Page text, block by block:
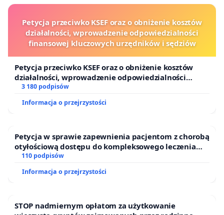
Petycja przeciwko KSEF oraz o obniżenie kosztów
działalności, wprowadzenie odpowiedzialności
finansowej kluczowych urzędników i sędziów
Petycja przeciwko KSEF oraz o obniżenie kosztów
działalności, wprowadzenie odpowiedzialności
finansowej kluczowych urzędników i sędziów
3 180 podpisów
Informacja o przejrzystości
Petycja w sprawie zapewnienia pacjentom z chorobą
otyłościową dostępu do kompleksowego leczenia
oraz programów profilaktycznych.
110 podpisów
Informacja o przejrzystości
STOP nadmiernym opłatom za użytkowanie